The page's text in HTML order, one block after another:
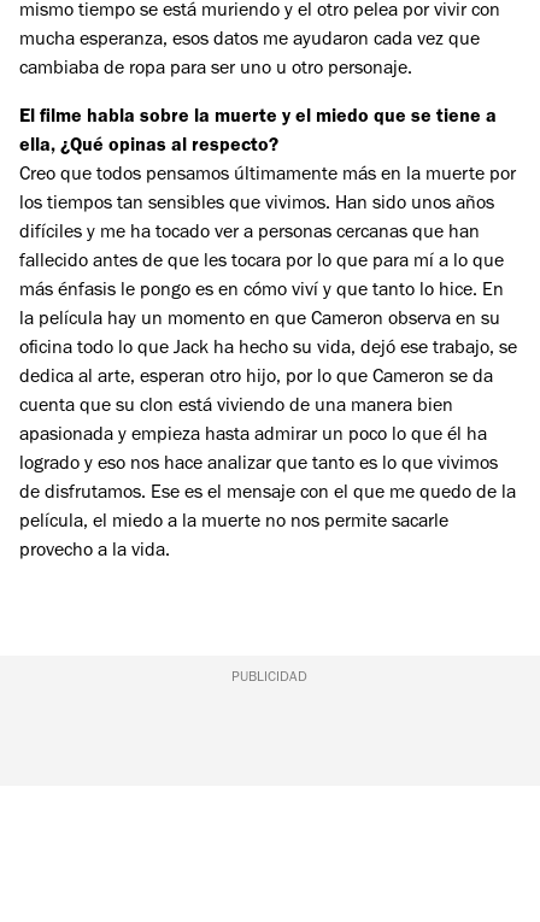
mismo tiempo se está muriendo y el otro pelea por vivir con
mucha esperanza, esos datos me ayudaron cada vez que
cambiaba de ropa para ser uno u otro personaje.
El filme habla sobre la muerte y el miedo que se tiene a
ella, ¿Qué opinas al respecto?
Creo que todos pensamos últimamente más en la muerte por
los tiempos tan sensibles que vivimos. Han sido unos años
difíciles y me ha tocado ver a personas cercanas que han
fallecido antes de que les tocara por lo que para mí a lo que
más énfasis le pongo es en cómo viví y que tanto lo hice. En
la película hay un momento en que Cameron observa en su
oficina todo lo que Jack ha hecho su vida, dejó ese trabajo, se
dedica al arte, esperan otro hijo, por lo que Cameron se da
cuenta que su clon está viviendo de una manera bien
apasionada y empieza hasta admirar un poco lo que él ha
logrado y eso nos hace analizar que tanto es lo que vivimos
de disfrutamos. Ese es el mensaje con el que me quedo de la
película, el miedo a la muerte no nos permite sacarle
provecho a la vida.
PUBLICIDAD